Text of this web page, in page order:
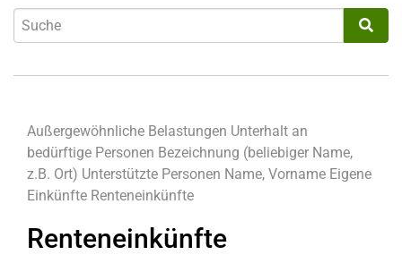
Außergewöhnliche Belastungen Unterhalt an
bedürftige Personen Bezeichnung (beliebiger Name,
z.B. Ort) Unterstützte Personen Name, Vorname Eigene
Einkünfte Renteneinkünfte
Renteneinkünfte